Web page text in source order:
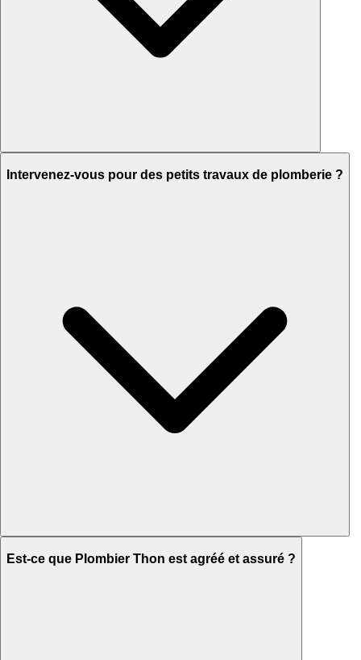
Intervenez-vous pour des petits travaux de plomberie ?
Est-ce que Plombier Thon est agréé et assuré ?